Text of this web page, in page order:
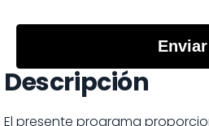
Enviar
Descripción
El presente programa